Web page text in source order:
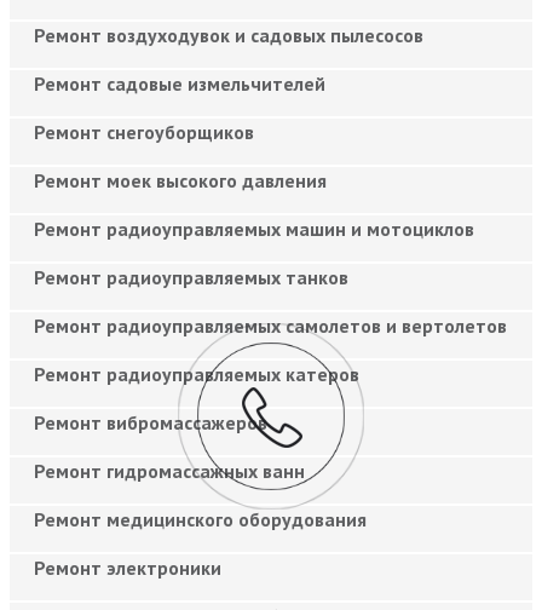
Ремонт воздуходувок и садовых пылесосов
Ремонт садовые измельчителей
Ремонт снегоуборщиков
Ремонт моек высокого давления
Ремонт радиоуправляемых машин и мотоциклов
Ремонт радиоуправляемых танков
Ремонт радиоуправляемых самолетов и вертолетов
Ремонт радиоуправляемых катеров
Ремонт вибромассажеров
Ремонт гидромассажных ванн
Ремонт медицинского оборудования
Ремонт электроники